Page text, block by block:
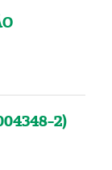
2)